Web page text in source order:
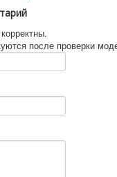
после проверки